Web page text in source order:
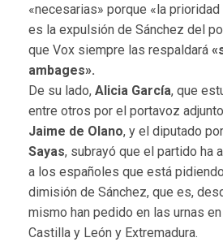
«necesarias» porque «la
es la expulsión de Sánchez del
que Vox siempre las respaldará
ambages».
De su lado, Alicia García, que
entre otros por el portavoz
Jaime de Olano, y el diputado
Sayas, subrayó que el partido ha
a los españoles que está
dimisión de Sánchez, que es,
mismo han pedido en las urnas
Castilla y León y Extremadura.